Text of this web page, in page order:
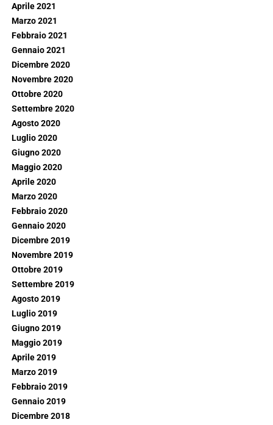
Aprile 2021
Marzo 2021
Febbraio 2021
Gennaio 2021
Dicembre 2020
Novembre 2020
Ottobre 2020
Settembre 2020
Agosto 2020
Luglio 2020
Giugno 2020
Maggio 2020
Aprile 2020
Marzo 2020
Febbraio 2020
Gennaio 2020
Dicembre 2019
Novembre 2019
Ottobre 2019
Settembre 2019
Agosto 2019
Luglio 2019
Giugno 2019
Maggio 2019
Aprile 2019
Marzo 2019
Febbraio 2019
Gennaio 2019
Dicembre 2018